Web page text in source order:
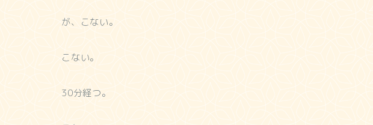
が、こない。
こない。
30分経つ。